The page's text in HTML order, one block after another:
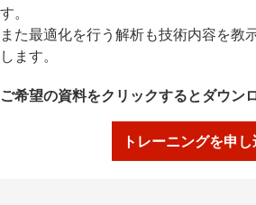
す。
また最適化を行う解析も技術内容を教
します。
ご希望の資料をクリックするとダウン
トレーニングを申